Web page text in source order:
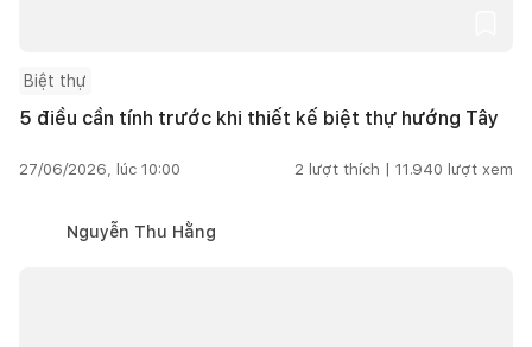
Biệt thự
5 điều cần tính trước khi thiết kế biệt thự hướng Tây
27/06/2026, lúc 10:00 2 lượt thích | 11.940 lượt xem
Nguyễn Thu Hằng